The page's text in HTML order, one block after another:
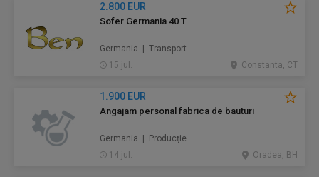
2.800 EUR
Sofer Germania 40 T
Germania | Transport
15 jul.
Constanta, CT
1.900 EUR
Angajam personal fabrica de bauturi
Germania | Producție
14 jul.
Oradea, BH